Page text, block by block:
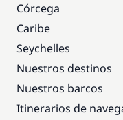
Córcega
Caribe
Seychelles
Nuestros destinos
Nuestros barcos
Itinerarios de